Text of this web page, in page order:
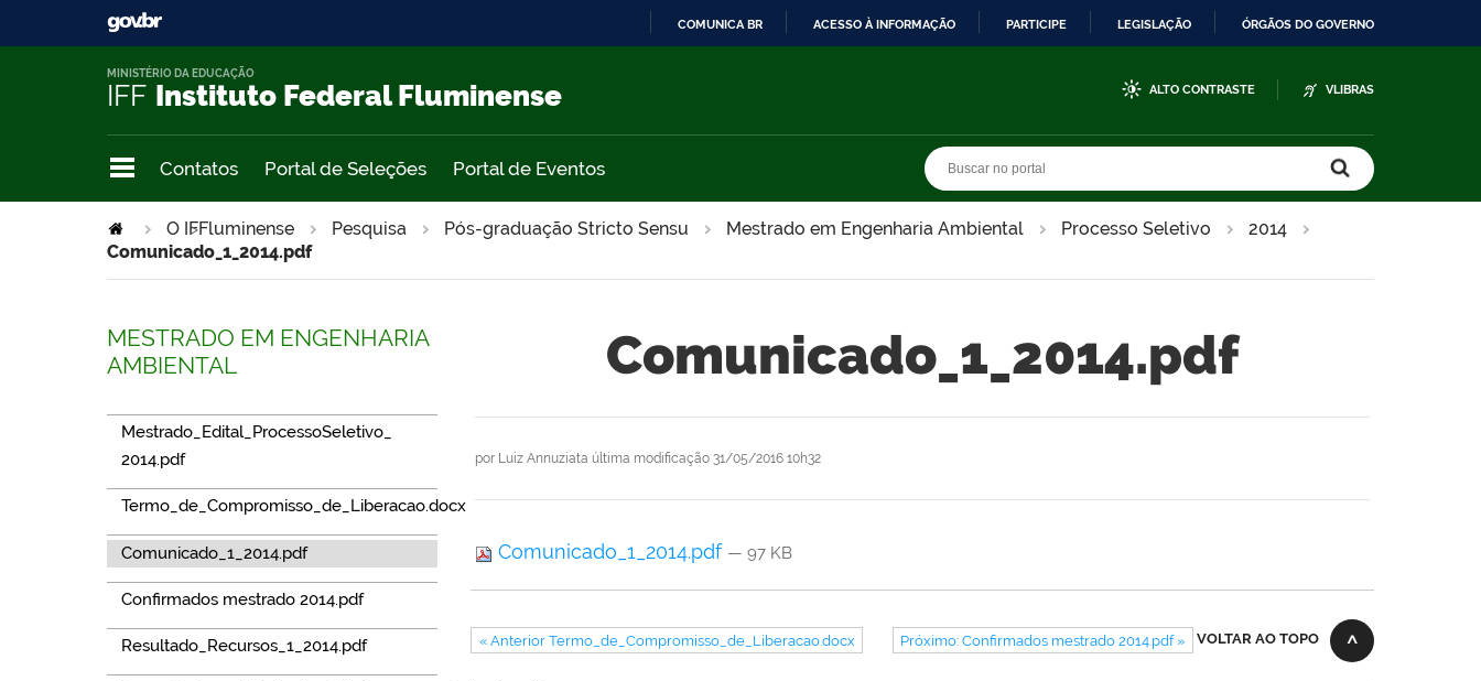
COMUNICA BR ACESSO À INFORMAÇÃO PARTICIPE LEGISLAÇÃO ÓRGÃOS DO GOVERNO
IFF Instituto Federal Fluminense
MINISTÉRIO DA EDUCAÇÃO
ALTO CONTRASTE VLIBRAS
Contatos Portal de Seleções Portal de Eventos
O IFFluminense Pesquisa Pós-graduação Stricto Sensu Mestrado em Engenharia Ambiental Processo Seletivo
> 2014
>
Comunicado_1_2014.pdf
MESTRADO EM ENGENHARIA
AMBIENTAL
Mestrado_Edital_ProcessoSeletivo_
2014.pdf
Termo_de_Compromisso_de_Liberacao.docx
Comunicado_1_2014.pdf
Confirmados mestrado 2014.pdf
Resultado_Recursos_1_2014.pdf
Comunicado_1_2014.pdf
por Luiz Annuziata última modificação 31/05/2016 10h32
Comunicado_1_2014.pdf — 97 KB
VOLTAR AO TOPO
« Anterior Termo_de_Compromisso_de_Liberacao.docx Próximo: Confirmados mestrado 2014.pdf »